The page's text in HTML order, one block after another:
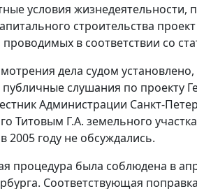
условия жизнедеятельности,
строительства
в соответствии со
дела судом
слушания по проекту
Администрации Санкт-
Титовым Г.А. земельного
2005 году не обсуждались.
процедура была соблюдена в
Соответствующая